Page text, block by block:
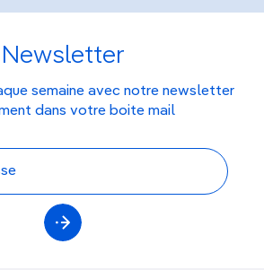
Newsletter
semaine avec notre newsletter
dans votre boite mail